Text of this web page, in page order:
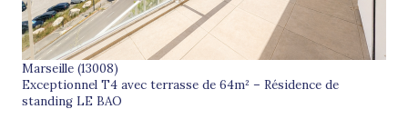
Marseille (13008)
Exceptionnel T4 avec terrasse de 64m² – Résidence de
standing LE BAO